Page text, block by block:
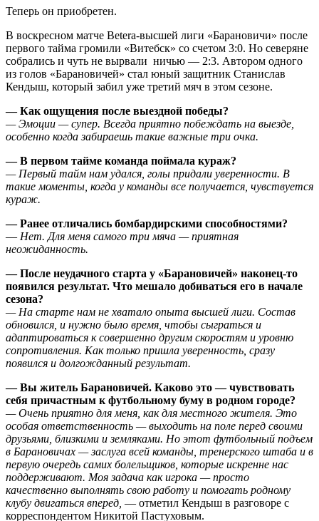
Теперь он приобретен.
В воскресном матче Betera-высшей лиги «Барановичи» после
первого тайма громили «Витебск» со счетом 3:0. Но северяне
собрались и чуть не вырвали ничью — 2:3. Автором одного
из голов «Барановичей» стал юный защитник Станислав
Кендыш, который забил уже третий мяч в этом сезоне.
— Как ощущения после выездной победы?
— Эмоции — супер. Всегда приятно побеждать на выезде,
особенно когда забираешь такие важные три очка.
— В первом тайме команда поймала кураж?
— Первый тайм нам удался, голы придали уверенности. В
такие моменты, когда у команды все получается, чувствуется
кураж.
— Ранее отличались бомбардирскими способностями?
— Нет. Для меня самого три мяча — приятная
неожиданность.
— После неудачного старта у «Барановичей» наконец-то
появился результат. Что мешало добиваться его в начале
сезона?
— На старте нам не хватало опыта высшей лиги. Состав
обновился, и нужно было время, чтобы сыграться и
адаптироваться к совершенно другим скоростям и уровню
сопротивления. Как только пришла уверенность, сразу
появился и долгожданный результат.
— Вы житель Барановичей. Каково это — чувствовать
себя причастным к футбольному буму в родном городе?
— Очень приятно для меня, как для местного жителя. Это
особая ответственность — выходить на поле перед своими
друзьями, близкими и земляками. Но этот футбольный подъем
в Барановичах — заслуга всей команды, тренерского штаба и в
первую очередь самих болельщиков, которые искренне нас
поддерживают. Моя задача как игрока — просто
качественно выполнять свою работу и помогать родному
клубу двигаться вперед, — отметил Кендыш в разговоре с
корреспондентом Никитой Пастуховым.